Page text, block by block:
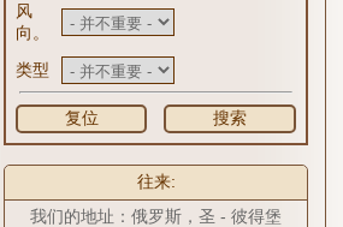
风
向。
类型
复位 搜索
往来:
我们的地址：俄罗斯，圣 - 彼得堡